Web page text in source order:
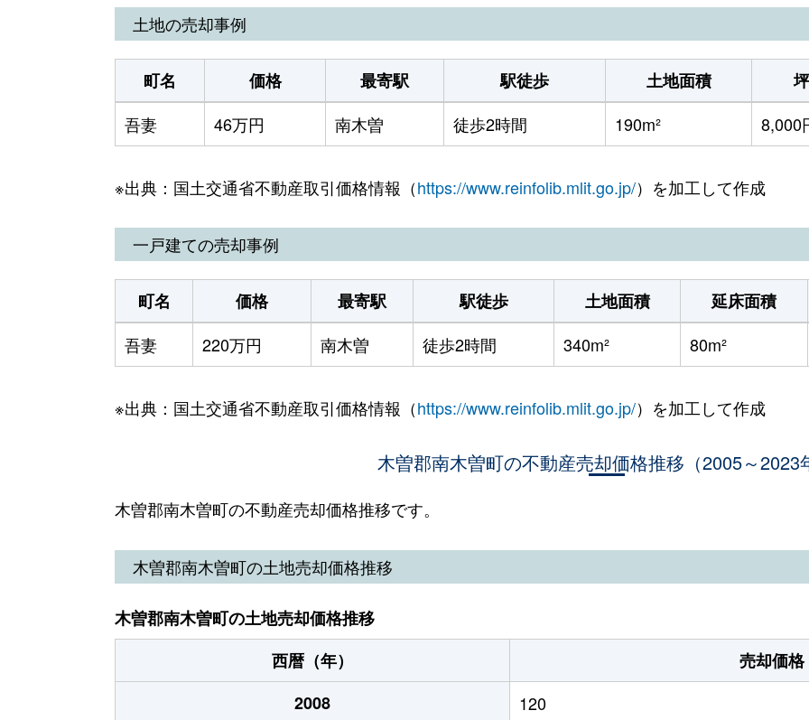
土地の売却事例
町名 価格 最寄駅 駅徒歩 土地面積
吾妻
46万円 南木曽 徒歩2時間 190m² 8,000
※出典：国土交通省不動産取引価格情報（https://www.reinfolib.mlit.go.jp/）を加工して作成
一戸建ての売却事例
町名 価格 最寄駅 駅徒歩 土地面積 延床面積
吾妻
220万円 南木曽 徒歩2時間 340m² 80m²
※出典：国土交通省不動産取引価格情報（https://www.reinfolib.mlit.go.jp/）を加工して作成
木曽郡南木曽町の不動産売却価格推移（2005～2023
木曽郡南木曽町の不動産売却価格推移です。
木曽郡南木曽町の土地売却価格推移
木曽郡南木曽町の土地売却価格推移
西暦（年）
売却価格
2008
120